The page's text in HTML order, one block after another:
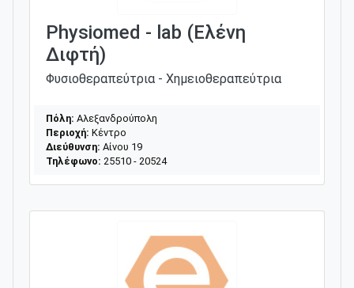
Physiomed - lab (Ελένη
Διφτή)
Φυσιοθεραπεύτρια - Χημειοθεραπεύτρια
Πόλη: Αλεξανδρούπολη
Περιοχή: Κέντρο
Διεύθυνση: Αίνου 19
Τηλέφωνο: 25510 - 20524